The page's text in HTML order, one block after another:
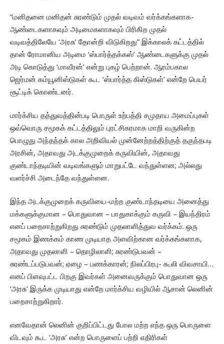
“மனிதனை மனிதன் சுரண்டும் முதல் வடிவம் வர்க்கங்களாக-
ஆண்டைகளாகவும் அடிமைகளாகவும் பிரிகிற முதல்
வடிவத்திலேயே ‘அரசு’ தோன்றி விடுகிறது” இக்காலக் கட்டத்தில்
தான் ரோமானிய அடிமை ‘ஸ்பார்த்தக்கஸ்’ ஆண்டைகளுக்கு முதல்
அடி கொடுத்து ‘மாவீரன்’ என்று புகழ் பெற்றான். ஆரம்பகால
ஜெர்மன் கம்யூனிஸ்டுகள் கூட ‘ஸ்பார்த்த கிஸ்டுகள்’ என்றே பெயர்
சூட்டிக் கொண்டனர்.
மார்க்சிய தத்துவத்தின்படி பொருள் உற்பத்தி சமுதாய அமைப்புகள்
ஒவ்வொரு சமூகக் கட்டத்திலும் புரட்சிகரமாக மாறி வருகின்ற
பொழுது அந்தந்தக் கால அறிவியல் முன்னேற்றத்திற்குத் தகுந்தபடி
அரசின், அதாவது அடக்குமுறைக் கருவியின், அதாவது
குண்டாந்தடியின் வடிவங்களும் மாறுபட்டே வந்துள்ளன; அல்லது
வளர்ச்சி அடைந்தே வந்துள்ளன.
இந்த அடக்குமுறைக் கருவியை-மற்ற குண்டாந்தடியை அனைத்து
மக்களுக்குமான – பொதுவான – பாதுகாக்கும் கருவி – இயந்திரம்
எனப் பறைசாற்றுகிறது சுரண்டும் முதலாளித்துவ வர்க்கம். ஒரு
சமூகம் இணக்கம் காண முடியாத அளவிற்கான வர்க்கங்களாக,
அதாவது முதலாளி – தொழிலாளி; சுரண்டுபவன் –
சுரண்டப்படுபவன்; ஏழை – பணக்காரன்; நிலப்பிரபு- கூலி விவசாயி…
எனப் பிளவுபட்ட பிறகு இவர்கள் அனைவருக்கும் பொதுவான ஒரு
‘அரசு’ இருக்க முடியாது என்றே மார்க்சிய வழியில் ஆசான் லெனின்
பறைசாற்றுகிறார்.
எனவேதான் லெனின் குறிப்பிட்டது போல மற்ற எந்த ஒரு பொருளை
விடவும் கூட ‘அரசு’ என்ற பொருளைப் பற்றி எதிரிகள்